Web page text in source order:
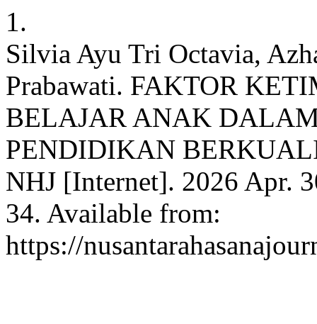
1.
Silvia Ayu Tri Octavia,
Prabawati. FAKTOR
BELAJAR ANAK
PENDIDIKAN
NHJ [Internet]. 2026 Apr.
34. Available from:
https://